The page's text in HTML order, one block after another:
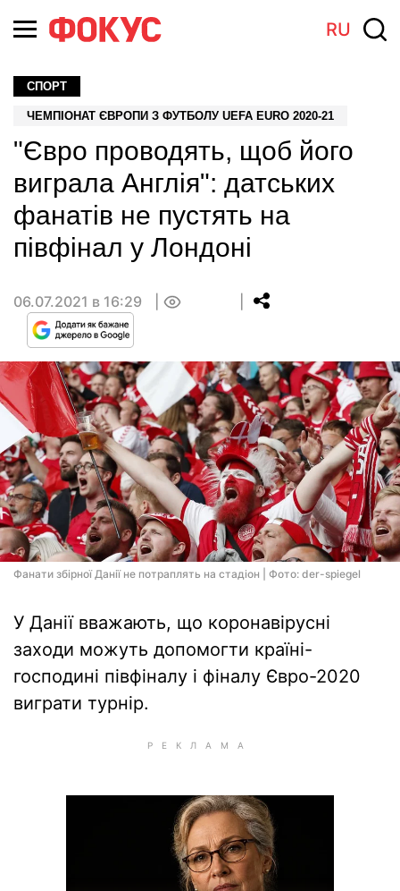
RU
СПОРТ
ЧЕМПІОНАТ ЄВРОПИ З ФУТБОЛУ UEFA EURO 2020-21
"Євро проводять, щоб його
виграла Англія": датських
фанатів не пустять на
півфінал у Лондоні
06.07.2021 в 16:29
Фанати збірної Данії не потраплять на стадіон | Фото: der-spiegel
У Данії вважають, що коронавірусні
заходи можуть допомогти країні-
господині півфіналу і фіналу Євро-2020
виграти турнір.